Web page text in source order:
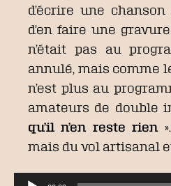
d’écrire une
d’en faire une
n’était pas au
annulé, mais comme
n’est plus au
amateurs de double
qu’il n’en reste rien
mais du vol artisanal
Lecteur